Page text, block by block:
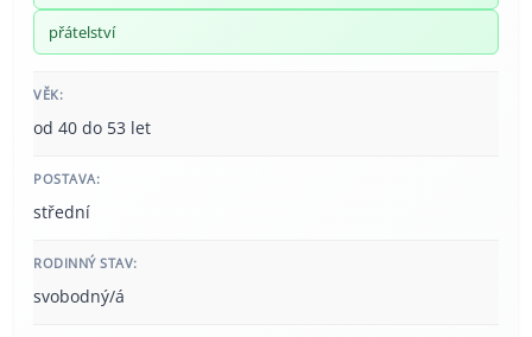
přátelství
VĚK:
od 40 do 53 let
POSTAVA:
střední
RODINNÝ STAV:
svobodný/á